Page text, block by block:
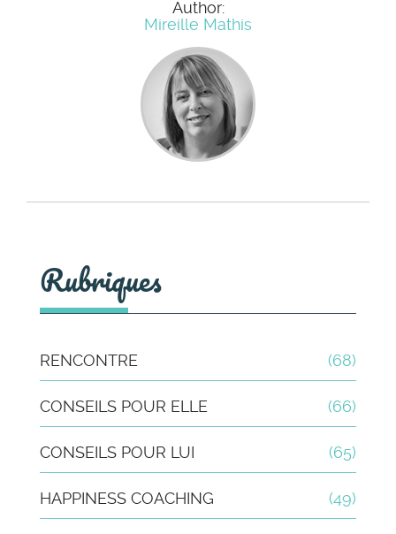
Author:
Mireille Mathis
Rubriques
RENCONTRE (68)
CONSEILS POUR ELLE (66)
CONSEILS POUR LUI (65)
HAPPINESS COACHING (49)